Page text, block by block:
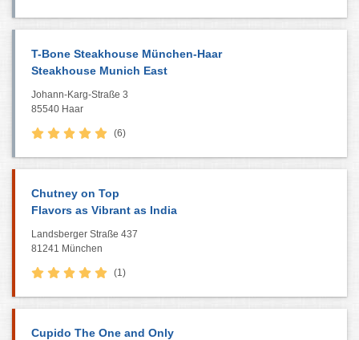
T-Bone Steakhouse München-Haar
Steakhouse Munich East
Johann-Karg-Straße 3
85540 Haar
(6)
Chutney on Top
Flavors as Vibrant as India
Landsberger Straße 437
81241 München
(1)
Cupido The One and Only